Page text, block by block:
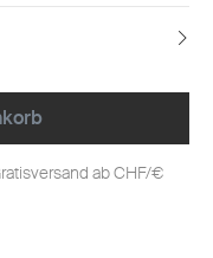
ab CHF/€